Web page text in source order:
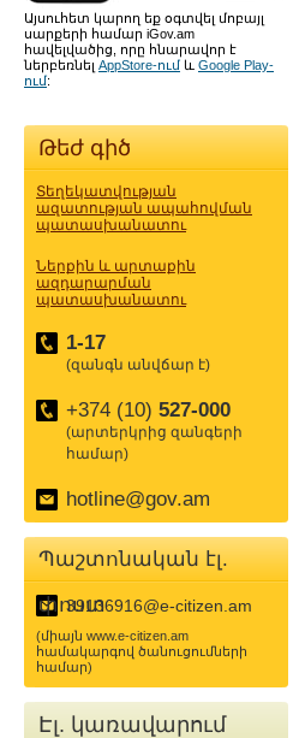
Այսուհետ կարող եք օգտվել մոբայլ
սարքերի համար iGov.am
հավելվածից, որը հնարավոր է
ներբեռնել AppStore-ում և Google Play-
ում:
Թեժ գիծ
Տեղեկատվության
ազատության ապահովման
պատասխանատու
Ներքին և արտաքին
ազդարարման
պատասխանատու
1-17
(զանգն անվճար է)
+374 (10) 527-000
(արտերկրից զանգերի
համար)
hotline@gov.am
Պաշտոնական էլ.
փոստ
39136916@e-citizen.am
(միայն www.e-citizen.am
համակարգով ծանուցումների
համար)
Էլ. կառավարում